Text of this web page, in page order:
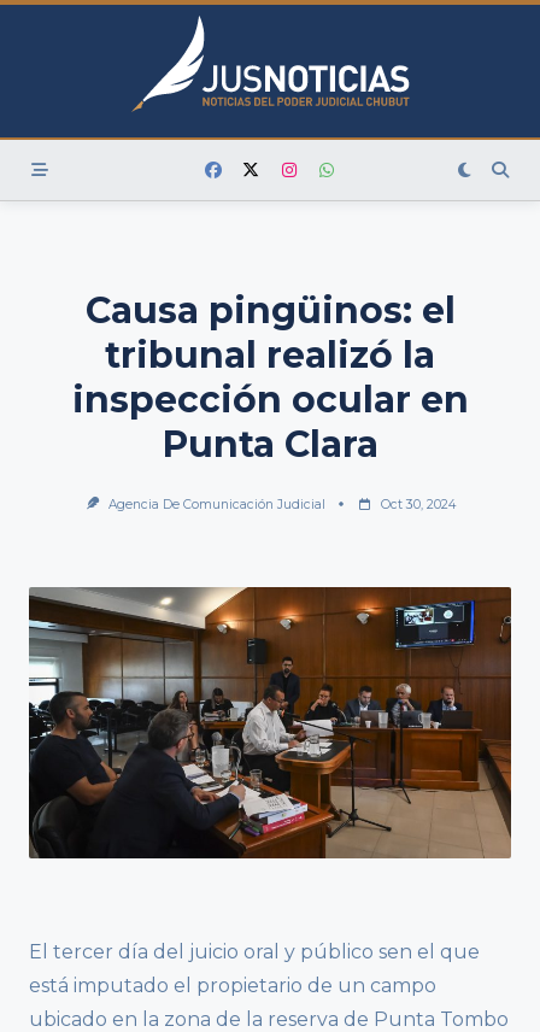
Skip
Causa pingüinos: el
tribunal realizó la
inspección ocular en
Punta Clara
Agencia De Comunicación Judicial Oct 30, 2024
El tercer día del juicio oral y público sen el que
está imputado el propietario de un campo
ubicado en la zona de la reserva de Punta Tombo